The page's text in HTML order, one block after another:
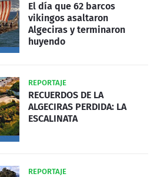
El día que 62 barcos
vikingos asaltaron
Algeciras y terminaron
huyendo
REPORTAJE
RECUERDOS DE LA
ALGECIRAS PERDIDA: LA
ESCALINATA
REPORTAJE